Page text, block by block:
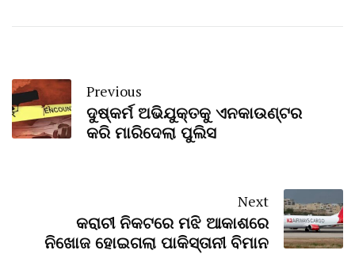
Previous
ଦୁଷ୍କର୍ମ ଅଭିଯୁକ୍ତକୁ ଏନକାଉଣ୍ଟର
କରି ମାରିଦେଲା ପୁଲିସ
Next
କରାଚୀ ନିକଟରେ ମଝି ଆକାଶରେ
ନିଖୋଜ ହୋଇଗଲା ପାକିସ୍ତାନୀ ବିମାନ